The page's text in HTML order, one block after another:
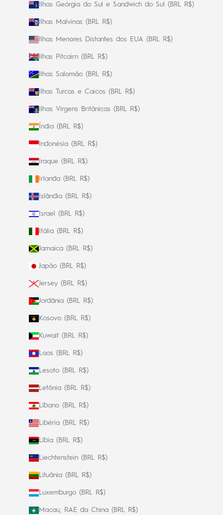
Ilhas Geórgia do Sul e Sandwich do Sul (BRL R$)
Ilhas Malvinas (BRL R$)
Ilhas Menores Distantes dos EUA (BRL R$)
Ilhas Pitcairn (BRL R$)
Ilhas Salomão (BRL R$)
Ilhas Turcas e Caicos (BRL R$)
Ilhas Virgens Britânicas (BRL R$)
Índia (BRL R$)
Indonésia (BRL R$)
Iraque (BRL R$)
Irlanda (BRL R$)
Islândia (BRL R$)
Israel (BRL R$)
Itália (BRL R$)
Jamaica (BRL R$)
Japão (BRL R$)
Jersey (BRL R$)
Jordânia (BRL R$)
Kosovo (BRL R$)
Kuwait (BRL R$)
Laos (BRL R$)
Lesoto (BRL R$)
Letônia (BRL R$)
Líbano (BRL R$)
Libéria (BRL R$)
Líbia (BRL R$)
Liechtenstein (BRL R$)
Lituânia (BRL R$)
Luxemburgo (BRL R$)
Macau, RAE da China (BRL R$)